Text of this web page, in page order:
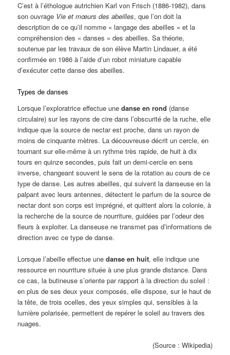
C’est à l’éthologue autrichien Karl von Frisch (1886-1982), dans
son ouvrage Vie et mœurs des abeilles, que l’on doit la
description de ce qu’il nomme « langage des abeilles » et la
compréhension des « danses » des abeilles. Sa théorie,
soutenue par les travaux de son élève Martin Lindauer, a été
confirmée en 1986 à l’aide d’un robot miniature capable
d’exécuter cette danse des abeilles.
Types de danses
Lorsque l’exploratrice effectue unedanse en rond (danse
circulaire) sur les rayons de cire dans l’obscurité de la ruche, elle
indique que la source de nectar est proche, dans un rayon de
moins de cinquante mètres. La découvreuse décrit un cercle, en
tournant sur elle-même à un rythme très rapide, de huit à dix
tours en quinze secondes, puis fait un demi-cercle en sens
inverse, changeant souvent le sens de la rotation au cours de ce
type de danse. Les autres abeilles, qui suivent la danseuse en la
palpant avec leurs antennes, détectent le parfum de la source de
nectar dont son corps est imprégné, et quittent alors la colonie, à
la recherche de la source de nourriture, guidées par l’odeur des
fleurs à exploiter. La danseuse ne transmet pas d’informations de
direction avec ce type de danse.
Lorsque l’abeille effectue unedanse en huit, elle indique une
ressource en nourriture située à une plus grande distance. Dans
ce cas, la butineuse s’oriente par rapport à la direction du soleil :
en plus de ses deux yeux composés, elle dispose, sur le haut de
la tête, de trois ocelles, des yeux simples qui, sensibles à la
lumière polarisée, permettent de repérer le soleil au travers des
nuages.
(Source : Wikipedia)